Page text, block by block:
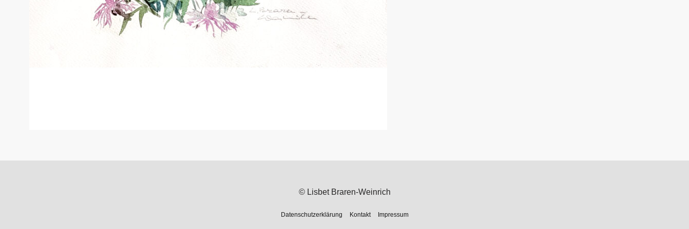
© Lisbet Braren-Weinrich
Datenschutzerklärung Kontakt Impressum